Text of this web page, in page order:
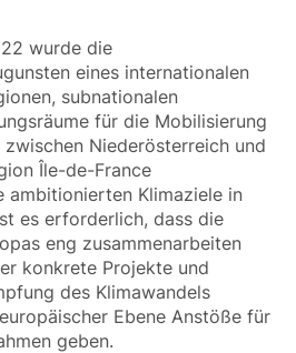
wurde die
eines internationalen
subnationalen
für die Mobilisierung
zwischen Niederösterreich und
Île-de-France
ambitionierten Klimaziele in
es erforderlich, dass die
eng zusammenarbeiten
konkrete Projekte und
des Klimawandels
Ebene Anstöße für
geben.